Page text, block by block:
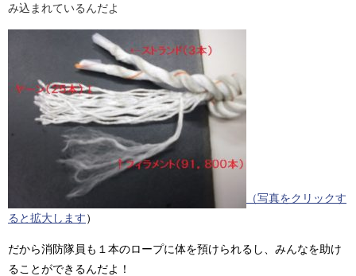
み込まれているんだよ
（写真をクリックす
ると拡大します）
だから消防隊員も１本のロープに体を預けられるし、みんなを助け
ることができるんだよ！